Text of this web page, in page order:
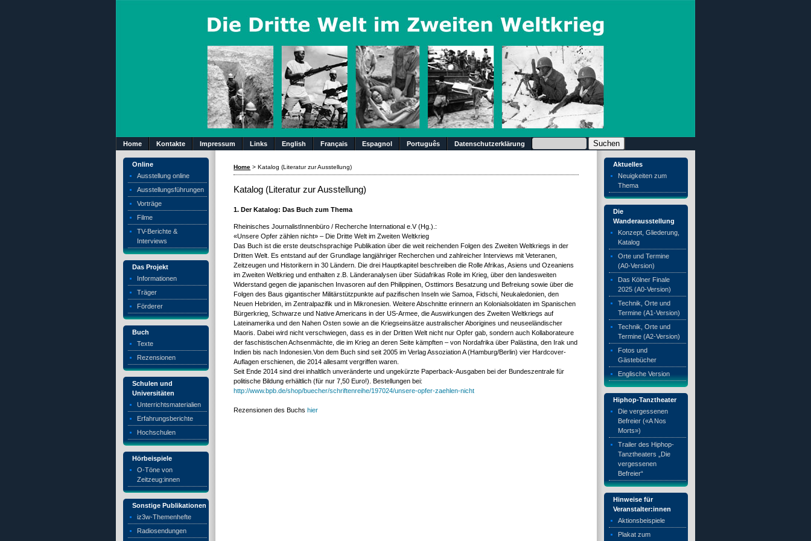
Home Kontakte Impressum Links English Français Espagnol Português Datenschutzerklärung Suchen nach:
Online
Ausstellung online
Ausstellungsführungen
Vorträge
Filme
TV-Berichte &
Interviews
Das Projekt
Informationen
Träger
Förderer
Buch
Texte
Rezensionen
Schulen und
Universitäten
Unterrichtsmaterialien
Erfahrungsberichte
Hochschulen
Hörbeispiele
O-Töne von
Zeitzeug:innen
Sonstige Publikationen
iz3w-Themenhefte
Radiosendungen
Home >Katalog (Literatur zur Ausstellung)
Katalog (Literatur zur Ausstellung)
1. Der Katalog: Das Buch zum Thema
Rheinisches JournalistInnenbüro / Recherche International e.V (Hg.).:
«Unsere Opfer zählen nicht» – Die Dritte Welt im Zweiten Weltkrieg
Das Buch ist die erste deutschsprachige Publikation über die weit reichenden Folgen des Zweiten Weltkriegs in der
Dritten Welt. Es entstand auf der Grundlage langjähriger Recherchen und zahlreicher Interviews mit Veteranen,
Zeitzeugen und Historikern in 30 Ländern. Die drei Hauptkapitel beschreiben die Rolle Afrikas, Asiens und Ozeaniens
im Zweiten Weltkrieg und enthalten z.B. Länderanalysen über Südafrikas Rolle im Krieg, über den landesweiten
Widerstand gegen die japanischen Invasoren auf den Philippinen, Osttimors Besatzung und Befreiung sowie über die
Folgen des Baus gigantischer Militärstützpunkte auf pazifischen Inseln wie Samoa, Fidschi, Neukaledonien, den
Neuen Hebriden, im Zentralpazifik und in Mikronesien. Weitere Abschnitte erinnern an Kolonialsoldaten im Spanischen
Bürgerkrieg, Schwarze und Native Americans in der US-Armee, die Auswirkungen des Zweiten Weltkriegs auf
Lateinamerika und den Nahen Osten sowie an die Kriegseinsätze australischer Aborigines und neuseeländischer
Maoris. Dabei wird nicht verschwiegen, dass es in der Dritten Welt nicht nur Opfer gab, sondern auch Kollaborateure
der faschistischen Achsenmächte, die im Krieg an deren Seite kämpften – von Nordafrika über Palästina, den Irak und
Indien bis nach Indonesien.Von dem Buch sind seit 2005 im Verlag Assoziation A (Hamburg/Berlin) vier Hardcover-
Auflagen erschienen, die 2014 allesamt vergriffen waren.
Seit Ende 2014 sind drei inhaltlich unveränderte und ungekürzte Paperback-Ausgaben bei der Bundeszentrale für
politische Bildung erhältlich (für nur 7,50 Euro!). Bestellungen bei:
http://www.bpb.de/shop/buecher/schriftenreihe/197024/unsere-opfer-zaehlen-nicht
Rezensionen des Buchshier
Aktuelles
Neuigkeiten zum
Thema
Die
Wanderausstellung
Konzept, Gliederung,
Katalog
Orte und Termine
(A0-Version)
Das Kölner Finale
2025 (A0-Version)
Technik, Orte und
Termine (A1-Version)
Technik, Orte und
Termine (A2-Version)
Fotos und
Gästebücher
Englische Version
Hiphop-Tanztheater
Die vergessenen
Befreier («A Nos
Morts»)
Trailer des Hiphop-
Tanztheaters „Die
vergessenen
Befreier“
Hinweise für
Veranstalter:innen
Aktionsbeispiele
Plakat zum